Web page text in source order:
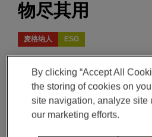
物尽其用
麦格纳人 ESG
Will Stirling 一直秉承“能修
By clicking “Accept All
the storing of cookies on
site navigation, analyze site
our marketing efforts.